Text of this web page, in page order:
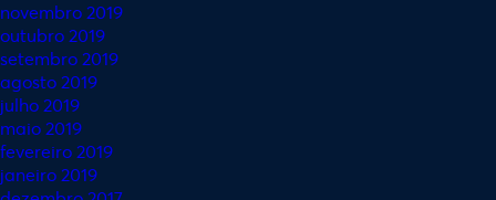
novembro 2019
outubro 2019
setembro 2019
agosto 2019
julho 2019
maio 2019
fevereiro 2019
janeiro 2019